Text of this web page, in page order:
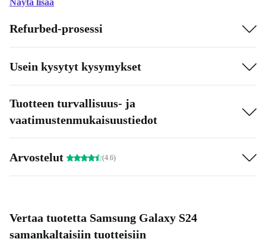
Näytä lisää
Refurbed-prosessi
Usein kysytyt kysymykset
Tuotteen turvallisuus- ja
vaatimustenmukaisuustiedot
Arvostelut (4.6)
Vertaa tuotetta Samsung Galaxy S24
samankaltaisiin tuotteisiin